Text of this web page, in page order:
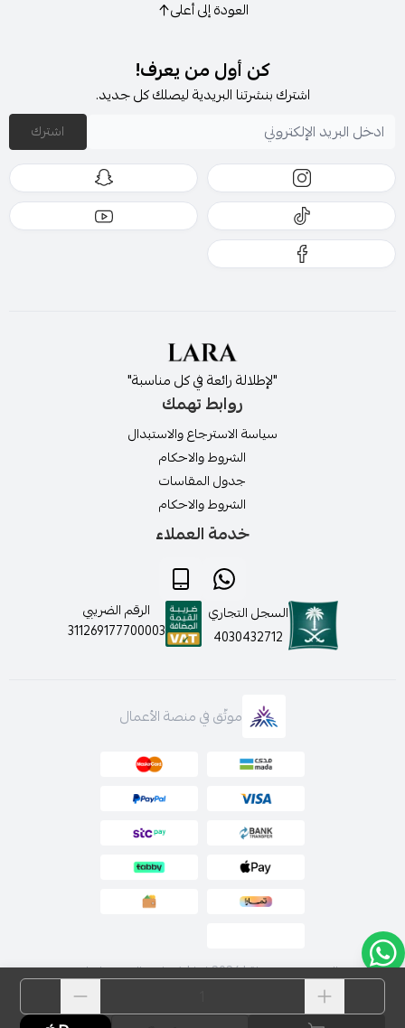
لمعرفة سياسة الاستبدال والاسترجاع بالضغط هنا
لمعرفة سياسة الاستخدام والخصوصية بالضغط هنا
كما انه يتوفر لدينا الدفع عن طريق تابي و تمارا على اربع دفعات
ولتتصفحي باقي الأقسام :
العودة إلى أعلى
كن أول من يعرف!
اشترك بنشرتنا البريدية ليصلك كل جديد.
اشترك
"لإطلالة رائعة في كل مناسبة"
روابط تهمك
سياسة الاسترجاع والاستبدال
الشروط والاحكام
جدول المقاسات
الشروط والاحكام
خدمة العملاء
السجل التجاري
4030432712
الرقم الضريبي
311269177700003
موثّق في منصة الأعمال
الحقوق محفوظة | 2026 لارا | فساتين السهرة اونلاين